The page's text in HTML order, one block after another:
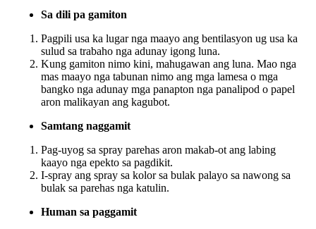
Sa dili pa gamiton
Pagpili usa ka lugar nga maayo ang bentilasyon ug usa ka
sulud sa trabaho nga adunay igong luna.
Kung gamiton nimo kini, mahugawan ang luna. Mao nga
mas maayo nga tabunan nimo ang mga lamesa o mga
bangko nga adunay mga panapton nga panalipod o papel
aron malikayan ang kagubot.
Samtang naggamit
Pag-uyog sa spray parehas aron makab-ot ang labing
kaayo nga epekto sa pagdikit.
I-spray ang spray sa kolor sa bulak palayo sa nawong sa
bulak sa parehas nga katulin.
Human sa paggamit